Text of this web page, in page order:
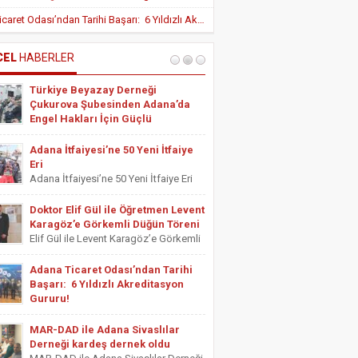
Teşvik Düzenlemesi ile Adana’da
Uygulanan Vergisel Avantajlar
HASTALIKLARI UZMANI DR. YUSUF
BİR BUZDAĞI
ASİYE UYANIK
Ayak Bakımı
Adana Ticaret Odası’ndan Tarihi Başarı: 6 Yıldızlı Akreditasyon Gururu!
HABERLER
Türkiye Beyazay Derneği
Çukurova Şubesinden Adana’da
Engel Hakları İçin Güçlü
Farkındalık Konferansı
Türkiye Beyazay Derneği Çukurova
Şubesinden Adana’da Engel Hakları
İçin Güçlü Farkındalık Konferansı
Şubesi tarafından düzenlenen
“Engellinin Engelli Haklarının Farkında
mıyız? Hak Bilinci, Erişilebilirlik ve
Toplumsal Farkındalık...
Adana İtfaiyesi’ne 50 Yeni İtfaiye
Eri
Adana İtfaiyesi’ne 50 Yeni İtfaiye Eri
Adana Büyükşehir Belediyesi İtfaiye
Daire Başkanlığı bünyesinde göreve
başlayacak 50 yeni itfaiye eri için
yemin töreni düzenlendi. Törene
Vekili...
Doktor Elif Gül ile Öğretmen Levent
Karagöz’e Görkemli Düğün Töreni
Elif Gül ile Levent Karagöz’e Görkemli
Düğün Töreni Serbest Muhasebeci
Mali Müşavir ve Adana Serbest
Muhasebeci Mali Müşavirler Odası
Saymanı Yurdagül Gül ile iş ve mali
tanıdığı...
Adana Ticaret Odası’ndan Tarihi
Başarı: 6 Yıldızlı Akreditasyon
Gururu!
Adana Ticaret Odası’ndan Tarihi
Başarı: 6 Yıldızlı Akreditasyon Gururu!
‎ADANA Ticaret Odası (ATO), üyelerine
MAR-DAD ile Adana Sivaslılar
Derneği kardeş dernek oldu